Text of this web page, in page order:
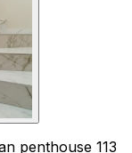
penthouse 113